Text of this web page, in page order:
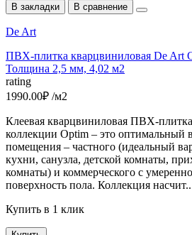
В закладки В сравнение
De Art
ПВХ-плитка кварцвиниловая De Art
Толщина 2,5 мм, 4,02 м2
rating
1990.00₽ /м2
Клеевая кварцвиниловая ПВХ-
коллекции Optim – это оптимальный
помещения – частного (идеальный
кухни, санузла, детской комнаты,
комнаты) и коммерческого с
поверхность пола. Коллекция насчит..
Купить в 1 клик